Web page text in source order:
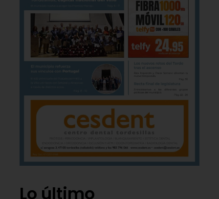
Lo último